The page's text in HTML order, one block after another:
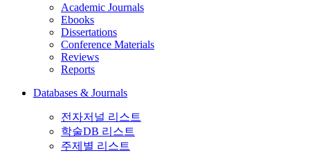
Academic Journals
Ebooks
Dissertations
Conference Materials
Reviews
Reports
Databases & Journals
전자저널 리스트
학술DB 리스트
주제별 리스트